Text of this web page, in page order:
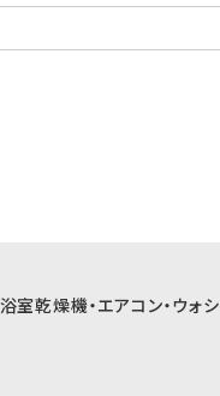
乾燥機・エアコン・ウォシ